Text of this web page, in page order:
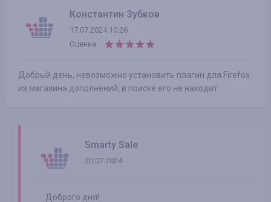
Константин Зубков
17.07.2024 10:26
Оценка:
Добрый день, невозможно установить плагин для Firefox
из магазина дополнений, в поиске его не находит.
Smarty Sale
20.07.2024
Доброго дня!